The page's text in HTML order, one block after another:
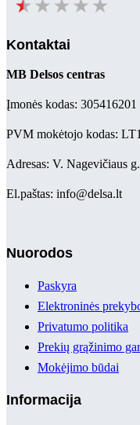
Kontaktai
MB Delsos centras
Įmonės kodas: 305416201
PVM mokėtojo kodas:
Adresas: V. Nagevičiaus
El.paštas: info@delsa.lt
Nuorodos
Paskyra
Elektroninės
Privatumo politika
Prekių grąžinimo
Mokėjimo būdai
Informacija